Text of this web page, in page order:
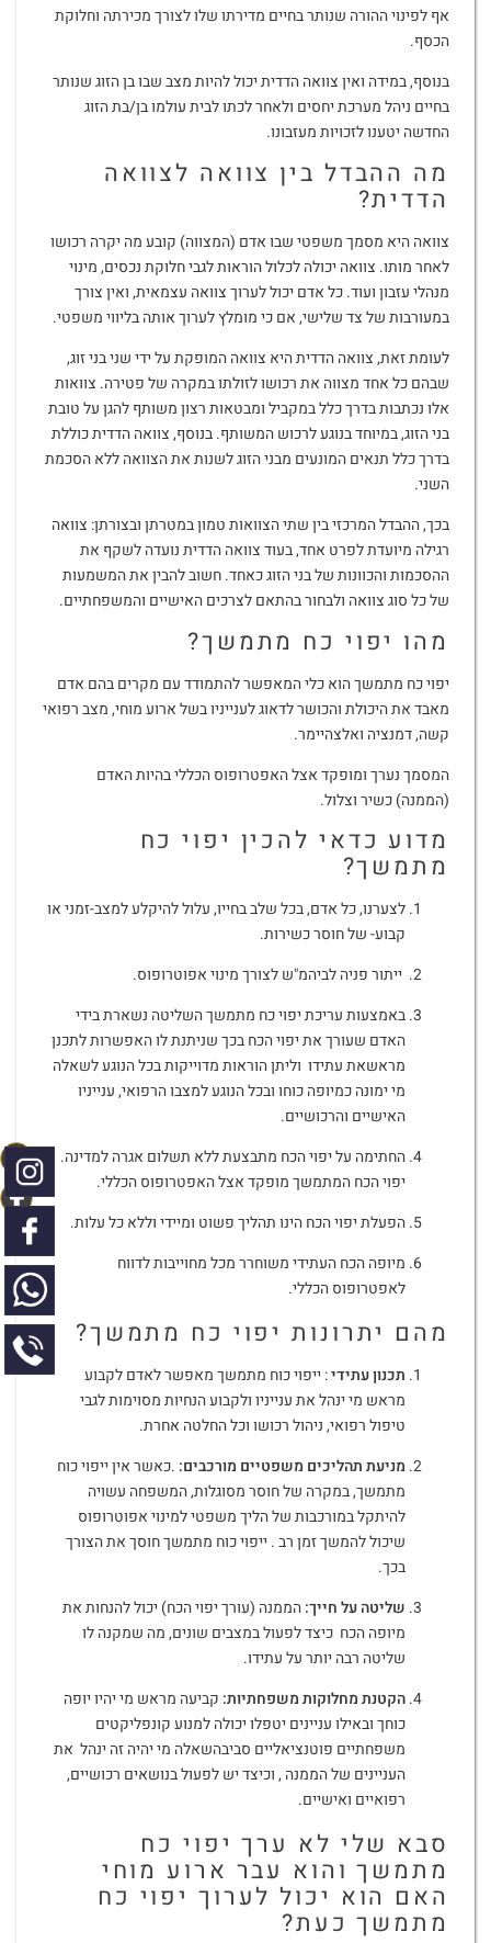
אף לפינוי ההורה שנותר בחיים מדירתו שלו לצורך מכירתה וחלוקת
הכסף.
בנוסף, במידה ואין צוואה הדדית יכול להיות מצב שבו בן הזוג שנותר
בחיים ניהל מערכת יחסים ולאחר לכתו לבית עולמו בן/בת הזוג
החדשה יטענו לזכויות מעזבונו.
מה ההבדל בין צוואה לצוואה
הדדית?
צוואה היא מסמך משפטי שבו אדם (המצווה) קובע מה יקרה רכושו
לאחר מותו. צוואה יכולה לכלול הוראות לגבי חלוקת נכסים, מינוי
מנהלי עזבון ועוד. כל אדם יכול לערוך צוואה עצמאית, ואין צורך
במעורבות של צד שלישי, אם כי מומלץ לערוך אותה בליווי משפטי.
לעומת זאת, צוואה הדדית היא צוואה המופקת על ידי שני בני זוג,
שבהם כל אחד מצווה את רכושו לזולתו במקרה של פטירה. צוואות
אלו נכתבות בדרך כלל במקביל ומבטאות רצון משותף להגן על טובת
בני הזוג, במיוחד בנוגע לרכוש המשותף. בנוסף, צוואה הדדית כוללת
בדרך כלל תנאים המונעים מבני הזוג לשנות את הצוואה ללא הסכמת
השני.
בכך, ההבדל המרכזי בין שתי הצוואות טמון במטרתן ובצורתן: צוואה
רגילה מיועדת לפרט אחד, בעוד צוואה הדדית נועדה לשקף את
ההסכמות והכוונות של בני הזוג כאחד. חשוב להבין את המשמעות
של כל סוג צוואה ולבחור בהתאם לצרכים האישיים והמשפחתיים.
מהו יפוי כח מתמשך?
יפוי כח מתמשך הוא כלי המאפשר להתמודד עם מקרים בהם אדם
מאבד את היכולת והכושר לדאוג לענייניו בשל ארוע מוחי, מצב רפואי
קשה, דמנציה ואלצהיימר.
המסמך נערך ומופקד אצל האפטרופוס הכללי בהיות האדם
(הממנה) כשיר וצלול.
מדוע כדאי להכין יפוי כח
מתמשך?
לצערנו, כל אדם, בכל שלב בחייו, עלול להיקלע למצב-זמני או
קבוע- של חוסר כשירות.
ייתור פניה לביהמ"ש לצורך מינוי אפוטרופוס.
באמצעות עריכת יפוי כח מתמשך השליטה נשארת בידי
האדם שעורך את יפוי הכח בכך שניתנת לו האפשרות לתכנן
מראשאת עתידו וליתן הוראות מדוייקות בכל הנוגע לשאלה
מי ימונה כמיופה כוחו ובכל הנוגע למצבו הרפואי, ענייניו
האישיים והרכושיים.
החתימה על יפוי הכח מתבצעת ללא תשלום אגרה למדינה.
יפוי הכח המתמשך מופקד אצל האפטרופוס הכללי.
הפעלת יפוי הכח הינו תהליך פשוט ומיידי וללא כל עלות.
מיופה הכח העתידי משוחרר מכל מחוייבות לדווח
לאפטרופוס הכללי.
מהם יתרונות יפוי כח מתמשך?
תכנון עתידי: ייפוי כוח מתמשך מאפשר לאדם לקבוע
מראש מי ינהל את ענייניו ולקבוע הנחיות מסוימות לגבי
טיפול רפואי, ניהול רכושו וכל החלטה אחרת.
מניעת תהליכים משפטיים מורכבים: .כאשר אין ייפוי כוח
מתמשך, במקרה של חוסר מסוגלות, המשפחה עשויה
להיתקל במורכבות של הליך משפטי למינוי אפוטרופוס
שיכול להמשך זמן רב . ייפוי כוח מתמשך חוסך את הצורך
בכך.
שליטה על חייך:הממנה (עורך יפוי הכח) יכול להנחות את
מיופה הכח כיצד לפעול במצבים שונים, מה שמקנה לו
שליטה רבה יותר על עתידו.
הקטנת מחלוקות משפחתיות: קביעה מראש מי יהיו יופה
כוחך ובאילו עניינים יטפלו יכולה למנוע קונפליקטים
משפחתיים פוטנציאליים סביבהשאלה מי יהיה זה ינהל את
העניינים של הממנה , וכיצד יש לפעול בנושאים רכושיים,
רפואיים ואישיים.
סבא שלי לא ערך יפוי כח
מתמשך והוא עבר ארוע מוחי
האם הוא יכול לערוך יפוי כח
מתמשך כעת?